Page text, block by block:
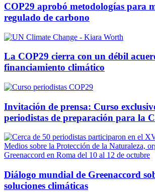
COP29 aprobó metodologías para
regulado de carbono
La COP29 cierra con un débil
financiamiento climático
Invitación de prensa: Curso
periodistas de preparación para la
Diálogo mundial de Greenaccord
soluciones climáticas